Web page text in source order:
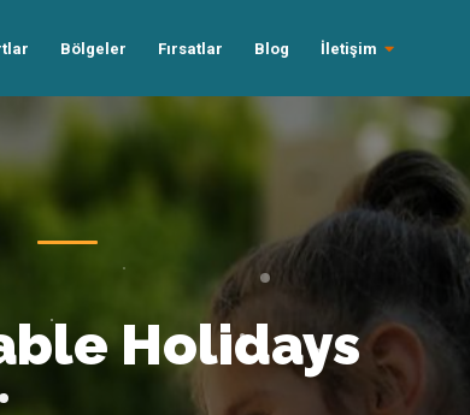
Bölgeler Fırsatlar Blog İletişim
Holidays